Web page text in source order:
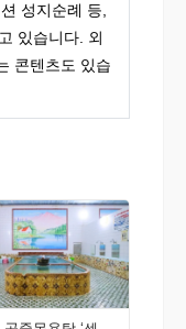
성지순례 등,
있습니다. 외
콘텐츠도 있습